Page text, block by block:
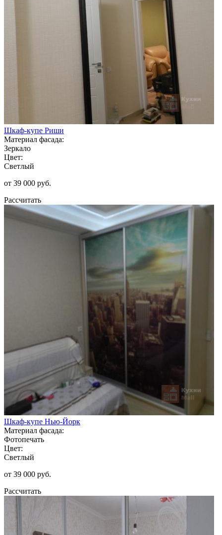
Шкаф-купе Риши
Материал фасада:
Зеркало
Цвет:
Светлый
от 39 000 руб.
Рассчитать
Шкаф-купе Нью-Йорк
Материал фасада:
Фотопечать
Цвет:
Светлый
от 39 000 руб.
Рассчитать